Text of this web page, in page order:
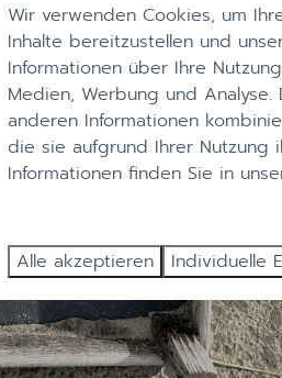
Wir verwenden Cookies, um
Inhalte bereitzustellen und
Informationen über Ihre
Medien, Werbung und
anderen Informationen
die sie aufgrund Ihrer Nutzung
Informationen finden Sie in
Alle akzeptieren Individuelle